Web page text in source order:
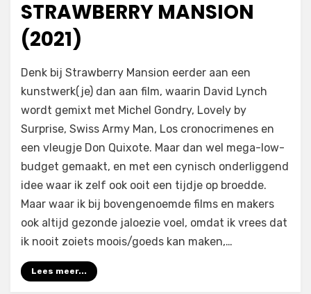
STRAWBERRY MANSION
(2021)
door Filmofiel.nl
Denk bij Strawberry Mansion eerder aan een
kunstwerk(je) dan aan film, waarin David Lynch
wordt gemixt met Michel Gondry, Lovely by
Surprise, Swiss Army Man, Los cronocrimenes en
een vleugje Don Quixote. Maar dan wel mega-low-
budget gemaakt, en met een cynisch onderliggend
idee waar ik zelf ook ooit een tijdje op broedde.
Maar waar ik bij bovengenoemde films en makers
ook altijd gezonde jaloezie voel, omdat ik vrees dat
ik nooit zoiets moois/goeds kan maken,…
Lees meer...